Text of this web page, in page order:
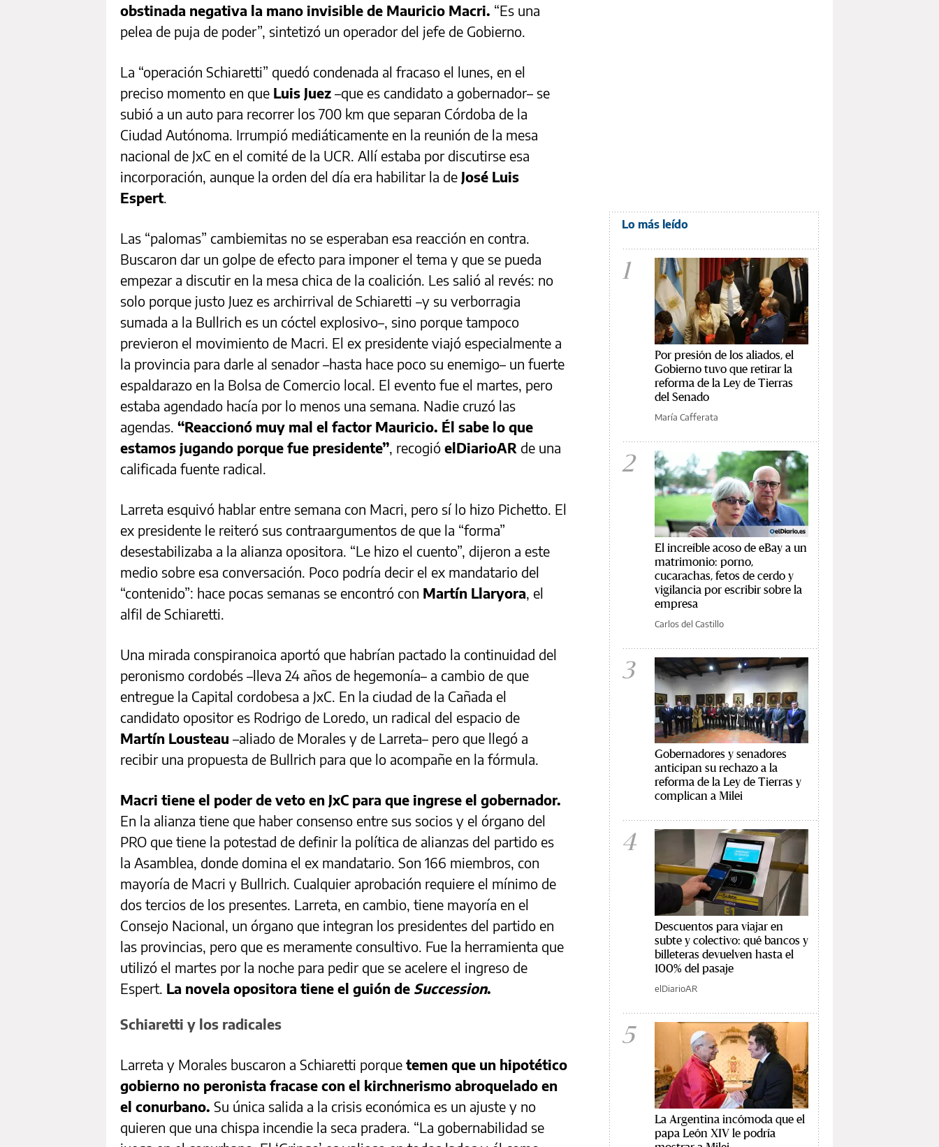
obstinada negativa la mano invisible de Mauricio Macri. “Es una
pelea de puja de poder”, sintetizó un operador del jefe de Gobierno.
La “operación Schiaretti” quedó condenada al fracaso el lunes, en el
preciso momento en que Luis Juez –que es candidato a gobernador– se
subió a un auto para recorrer los 700 km que separan Córdoba de la
Ciudad Autónoma. Irrumpió mediáticamente en la reunión de la mesa
nacional de JxC en el comité de la UCR. Allí estaba por discutirse esa
incorporación, aunque la orden del día era habilitar la de José Luis
Espert.
Las “palomas” cambiemitas no se esperaban esa reacción en contra.
Buscaron dar un golpe de efecto para imponer el tema y que se pueda
empezar a discutir en la mesa chica de la coalición. Les salió al revés: no
solo porque justo Juez es archirrival de Schiaretti –y su verborragia
sumada a la Bullrich es un cóctel explosivo–, sino porque tampoco
previeron el movimiento de Macri. El ex presidente viajó especialmente a
la provincia para darle al senador –hasta hace poco su enemigo– un fuerte
espaldarazo en la Bolsa de Comercio local. El evento fue el martes, pero
estaba agendado hacía por lo menos una semana. Nadie cruzó las
agendas. “Reaccionó muy mal el factor Mauricio. Él sabe lo que
estamos jugando porque fue presidente”, recogió elDiarioAR de una
calificada fuente radical.
Larreta esquivó hablar entre semana con Macri, pero sí lo hizo Pichetto. El
ex presidente le reiteró sus contraargumentos de que la “forma”
desestabilizaba a la alianza opositora. “Le hizo el cuento”, dijeron a este
medio sobre esa conversación. Poco podría decir el ex mandatario del
“contenido”: hace pocas semanas se encontró con Martín Llaryora, el
alfil de Schiaretti.
Una mirada conspiranoica aportó que habrían pactado la continuidad del
peronismo cordobés –lleva 24 años de hegemonía– a cambio de que
entregue la Capital cordobesa a JxC. En la ciudad de la Cañada el
candidato opositor es Rodrigo de Loredo, un radical del espacio de
Martín Lousteau –aliado de Morales y de Larreta– pero que llegó a
recibir una propuesta de Bullrich para que lo acompañe en la fórmula.
Macri tiene el poder de veto en JxC para que ingrese el gobernador.
En la alianza tiene que haber consenso entre sus socios y el órgano del
PRO que tiene la potestad de definir la política de alianzas del partido es
la Asamblea, donde domina el ex mandatario. Son 166 miembros, con
mayoría de Macri y Bullrich. Cualquier aprobación requiere el mínimo de
dos tercios de los presentes. Larreta, en cambio, tiene mayoría en el
Consejo Nacional, un órgano que integran los presidentes del partido en
las provincias, pero que es meramente consultivo. Fue la herramienta que
utilizó el martes por la noche para pedir que se acelere el ingreso de
Espert. La novela opositora tiene el guión de Succession.
Schiaretti y los radicales
Larreta y Morales buscaron a Schiaretti porque temen que un hipotético
gobierno no peronista fracase con el kirchnerismo abroquelado en
el conurbano. Su única salida a la crisis económica es un ajuste y no
quieren que una chispa incendie la seca pradera. “La gobernabilidad se
Lo más leído
1
Por presión de los aliados, el
Gobierno tuvo que retirar la
reforma de la Ley de Tierras
del Senado
María Cafferata
2
El increíble acoso de eBay a un
matrimonio: porno,
cucarachas, fetos de cerdo y
vigilancia por escribir sobre la
empresa
Carlos del Castillo
3
Gobernadores y senadores
anticipan su rechazo a la
reforma de la Ley de Tierras y
complican a Milei
4
Descuentos para viajar en
subte y colectivo: qué bancos y
billeteras devuelven hasta el
100% del pasaje
elDiarioAR
5
La Argentina incómoda que el
papa León XIV le podría